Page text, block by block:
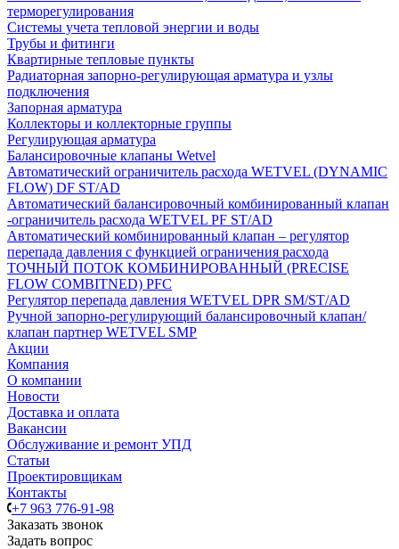
терморегулирования
Системы учета тепловой энергии и воды
Трубы и фитинги
Квартирные тепловые пункты
Радиаторная запорно-регулирующая арматура и узлы
подключения
Запорная арматура
Коллекторы и коллекторные группы
Регулирующая арматура
Балансировочные клапаны Wetvel
Автоматический ограничитель расхода WETVEL (DYNAMIC
FLOW) DF ST/AD
Автоматический балансировочный комбинированный клапан
-ограничитель расхода WETVEL PF ST/AD
Автоматический комбинированный клапан – регулятор
перепада давления с функцией ограничения расхода
ТОЧНЫЙ ПОТОК КОМБИНИРОВАННЫЙ (PRECISE
FLOW COMBIТNED) PFC
Регулятор перепада давления WETVEL DPR SM/ST/AD
Ручной запорно-регулирующий балансировочный клапан/
клапан партнер WETVEL SMP
Акции
Компания
О компании
Новости
Доставка и оплата
Вакансии
Обслуживание и ремонт УПД
Статьи
Проектировщикам
Контакты
+7 963 776-91-98
Заказать звонок
Задать вопрос